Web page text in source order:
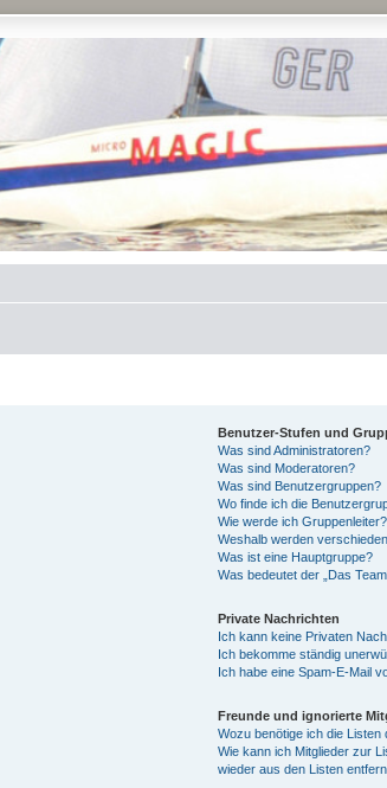
Benutzer-Stufen und
Was sind Administratoren?
Was sind Moderatoren?
Was sind Benutzergruppen?
Wo finde ich die
Wie werde ich Gruppenleiter?
Weshalb werden
Was ist eine Hauptgruppe?
Was bedeutet der „Das
Private Nachrichten
Ich kann keine Privaten
Ich bekomme ständig
Ich habe eine Spam-E-Mail
Freunde und ignorierte
Wozu benötige ich die
Wie kann ich Mitglieder zur
wieder aus den Listen